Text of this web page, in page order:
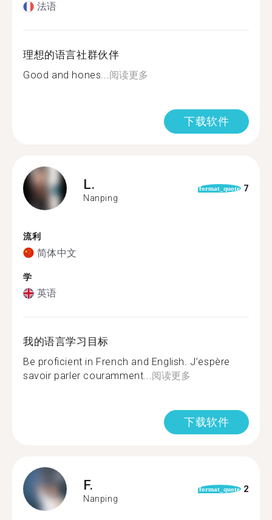
法语
理想的语言社群伙伴
Good and hones...阅读更多
下载软件
L.
Nanping
format_quote 7
流利
简体中文
学
英语
我的语言学习目标
Be proficient in French and English. J’espère
savoir parler couramment...阅读更多
下载软件
F.
Nanping
format_quote 2